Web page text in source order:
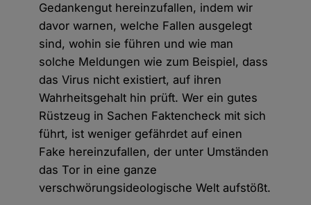
Gedankengut hereinzufallen, indem wir
davor warnen, welche Fallen ausgelegt
sind, wohin sie führen und wie man
solche Meldungen wie zum Beispiel, dass
das Virus nicht existiert, auf ihren
Wahrheitsgehalt hin prüft. Wer ein gutes
Rüstzeug in Sachen Faktencheck mit sich
führt, ist weniger gefährdet auf einen
Fake hereinzufallen, der unter Umständen
das Tor in eine ganze
verschwörungsideologische Welt aufstößt.